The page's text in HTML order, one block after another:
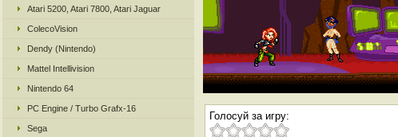
Atari 5200, Atari 7800, Atari Jaguar
ColecoVision
Dendy (Nintendo)
Mattel Intellivision
Nintendo 64
PC Engine / Turbo Grafx-16
Sega
Голосуй за игру: